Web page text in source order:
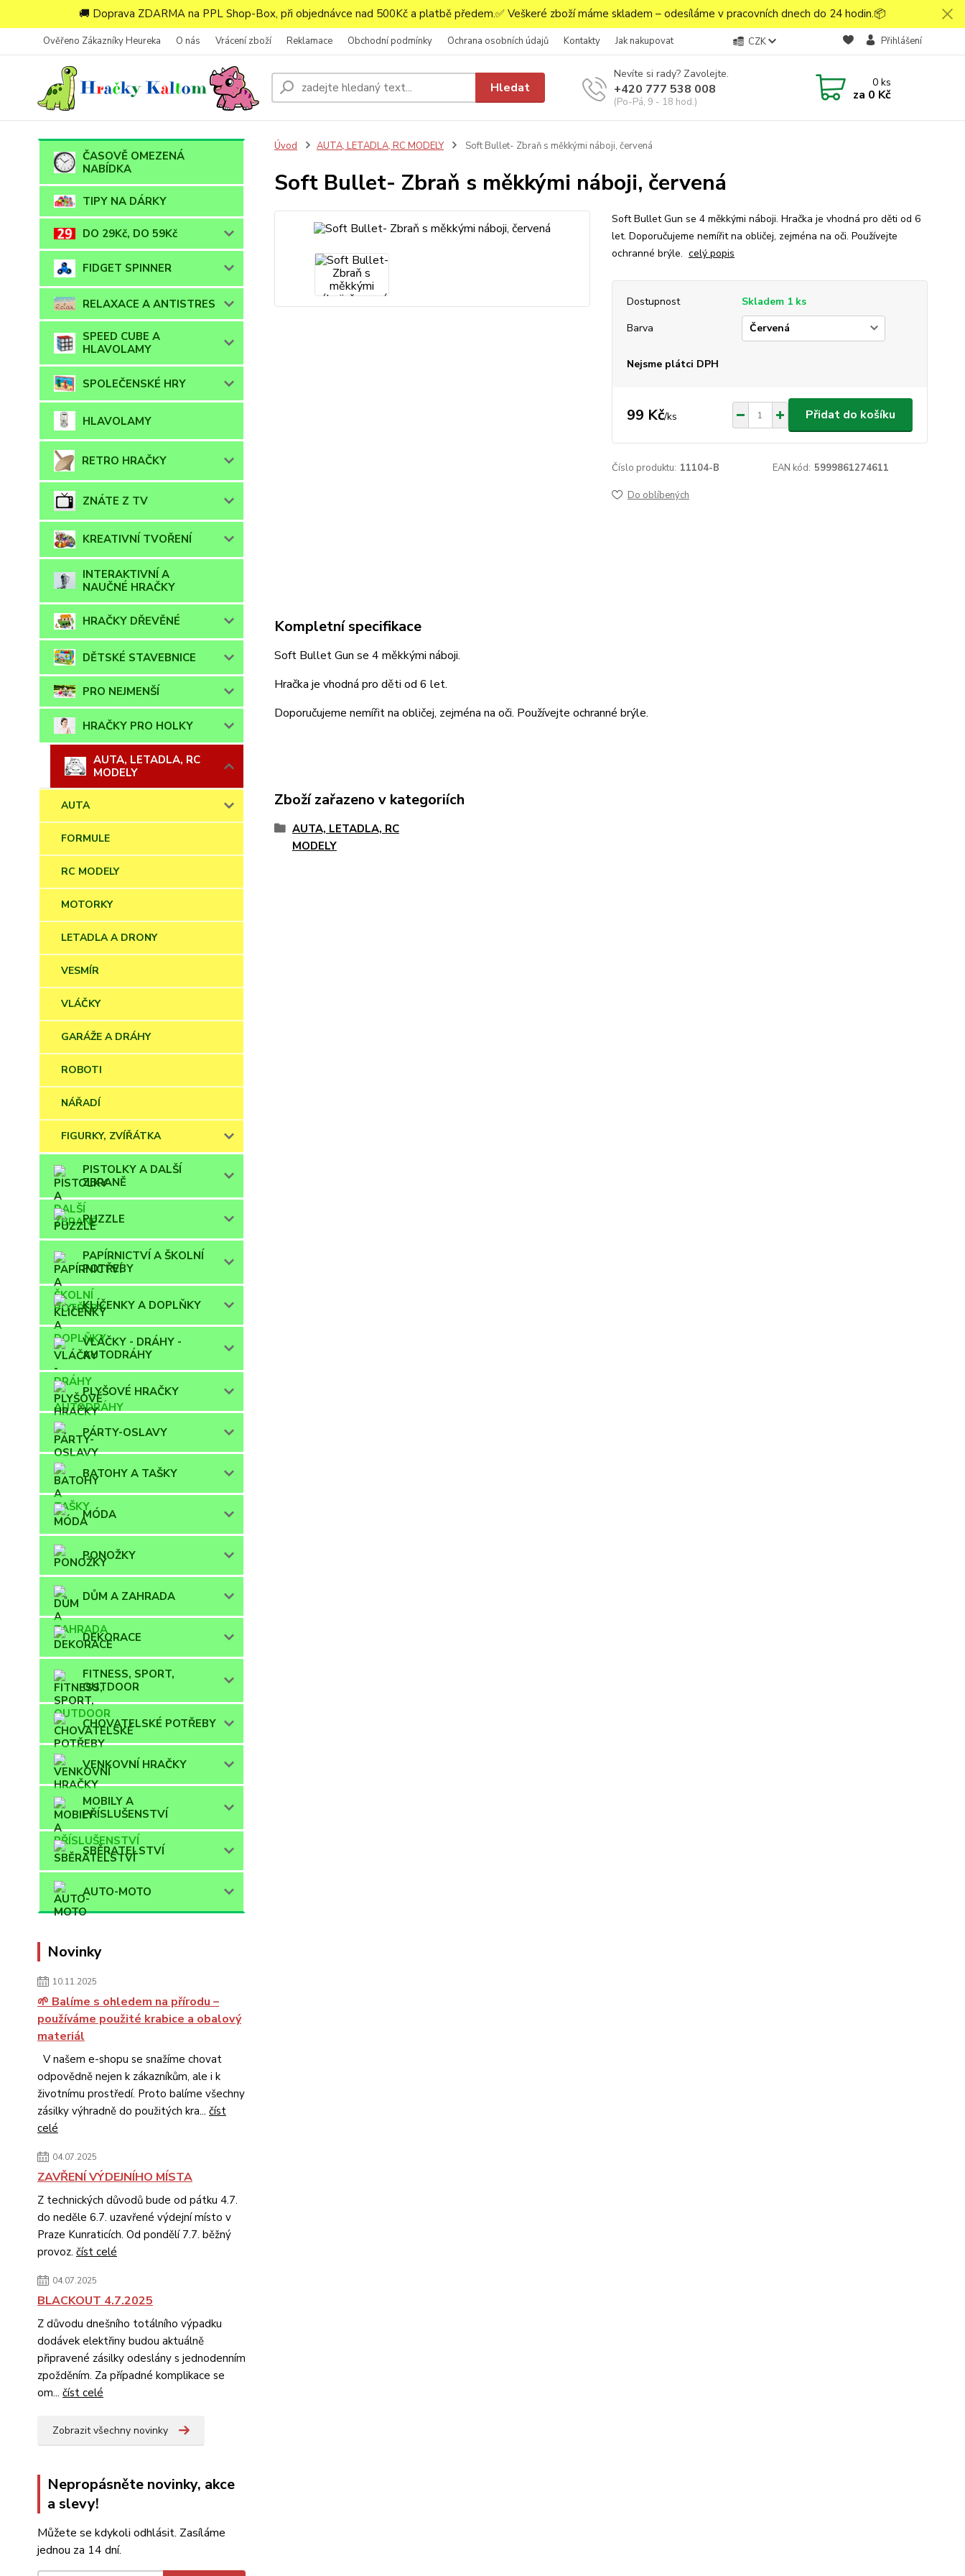
🚚 Doprava ZDARMA na PPL Shop-Box, při objednávce nad 500Kč a platbě předem.✅ Veškeré zboží máme skladem – odesíláme v pracovních dnech do 24 hodin.📦
Ověřeno Zákazníky Heureka O nás Vrácení zboží Reklamace Obchodní podmínky Ochrana osobních údajů Kontakty Jak nakupovat CZK Přihlášení
Hledat
Nevíte si rady? Zavolejte.
+420 777 538 008
(Po-Pá, 9 - 18 hod.)
0ks
za 0 Kč
ČASOVĚ OMEZENÁ
NABÍDKA
TIPY NA DÁRKY
DO 29Kč, DO 59Kč
FIDGET SPINNER
RELAXACE A ANTISTRES
SPEED CUBE A
HLAVOLAMY
SPOLEČENSKÉ HRY
HLAVOLAMY
RETRO HRAČKY
ZNÁTE Z TV
KREATIVNÍ TVOŘENÍ
INTERAKTIVNÍ A
NAUČNÉ HRAČKY
HRAČKY DŘEVĚNÉ
DĚTSKÉ STAVEBNICE
PRO NEJMENŠÍ
HRAČKY PRO HOLKY
AUTA, LETADLA, RC
MODELY
AUTA
FORMULE
RC MODELY
MOTORKY
LETADLA A DRONY
VESMÍR
VLÁČKY
GARÁŽE A DRÁHY
ROBOTI
NÁŘADÍ
FIGURKY, ZVÍŘÁTKA
PISTOLKY A DALŠÍ
ZBRANĚ
PUZZLE
PAPÍRNICTVÍ A ŠKOLNÍ
POTŘEBY
KLÍČENKY A DOPLŇKY
VLÁČKY - DRÁHY -
AUTODRÁHY
PLYŠOVÉ HRAČKY
PÁRTY-OSLAVY
BATOHY A TAŠKY
MÓDA
PONOŽKY
DŮM A ZAHRADA
DEKORACE
FITNESS, SPORT,
OUTDOOR
CHOVATELSKÉ POTŘEBY
VENKOVNÍ HRAČKY
MOBILY A
PŘÍSLUŠENSTVÍ
SBĚRATELSTVÍ
AUTO-MOTO
Novinky
10.11.2025
🌱 Balíme s ohledem na přírodu –
používáme použité krabice a obalový
materiál
V našem e-shopu se snažíme chovat
odpovědně nejen k zákazníkům, ale i k
životnímu prostředí. Proto balíme všechny
zásilky výhradně do použitých kra... číst
celé
04.07.2025
ZAVŘENÍ VÝDEJNÍHO MÍSTA
Z technických důvodů bude od pátku 4.7.
do neděle 6.7. uzavřené výdejní místo v
Praze Kunraticích. Od pondělí 7.7. běžný
provoz. číst celé
04.07.2025
BLACKOUT 4.7.2025
Z důvodu dnešního totálního výpadku
dodávek elektřiny budou aktuálně
připravené zásilky odeslány s jednodenním
zpožděním. Za případné komplikace se
om... číst celé
Zobrazit všechny novinky
Nepropásněte novinky, akce
a slevy!
Můžete se kdykoli odhlásit. Zasíláme
jednou za 14 dní.
Úvod AUTA, LETADLA, RC MODELY Soft Bullet- Zbraň s měkkými náboji, červená
Soft Bullet- Zbraň s měkkými náboji, červená
Soft Bullet Gun se 4 měkkými náboji. Hračka je vhodná pro děti od 6
let. Doporučujeme nemířit na obličej, zejména na oči. Používejte
ochranné brýle. celý popis
Dostupnost
Skladem 1 ks
Barva
Nejsme plátci DPH
99 Kč/ks Přidat do košíku
Číslo produktu: 11104-B EAN kód: 5999861274611
Do oblíbených
Kompletní specifikace
Soft Bullet Gun se 4 měkkými náboji.
Hračka je vhodná pro děti od 6 let.
Doporučujeme nemířit na obličej, zejména na oči. Používejte ochranné brýle.
Zboží zařazeno v kategoriích
AUTA, LETADLA, RC
MODELY